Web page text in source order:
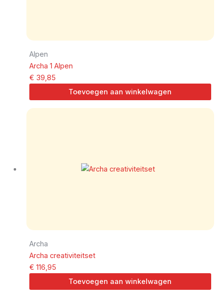
Alpen
Archa 1 Alpen
€ 39,85
Toevoegen aan winkelwagen
Archa
Archa creativiteitset
€ 116,95
Toevoegen aan winkelwagen